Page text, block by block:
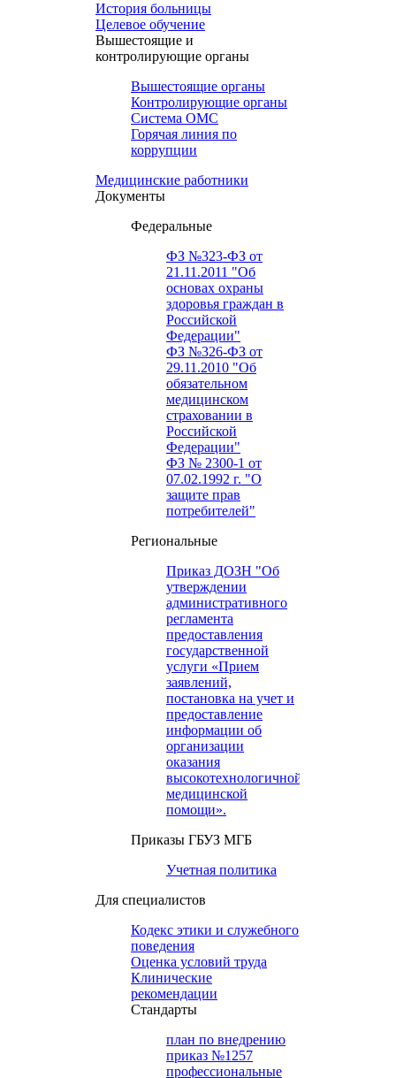
История больницы
Целевое обучение
Вышестоящие и
контролирующие органы
Вышестоящие органы
Контролирующие органы
Система ОМС
Горячая линия по
коррупции
Медицинские работники
Документы
Федеральные
ФЗ №323-ФЗ от
21.11.2011 "Об
основах охраны
здоровья граждан в
Российской
Федерации"
ФЗ №326-ФЗ от
29.11.2010 "Об
обязательном
медицинском
страховании в
Российской
Федерации"
ФЗ № 2300-1 от
07.02.1992 г. "О
защите прав
потребителей"
Региональные
Приказ ДОЗН "Об
утверждении
административного
регламента
предоставления
государственной
услуги «Прием
заявлений,
постановка на учет и
предоставление
информации об
организации
оказания
высокотехнологичной
медицинской
помощи».
Приказы ГБУЗ МГБ
Учетная политика
Для специалистов
Кодекс этики и служебного
поведения
Оценка условий труда
Клинические
рекомендации
Cтандарты
план по внедрению
приказ №1257
профессиональные